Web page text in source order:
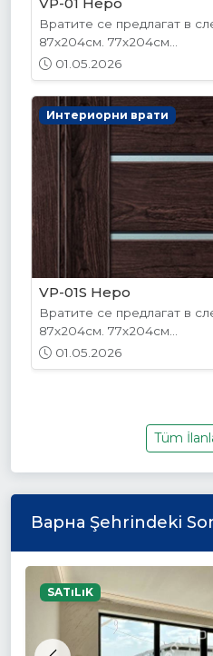
Вратите се предлагат в
87х204см. 77х204см...
01.05.2026
Интериорни врати
VP-01S Hepo
Вратите се предлагат в
87х204см. 77х204см...
01.05.2026
Tüm
Варна Şehrindeki
SATıLıK